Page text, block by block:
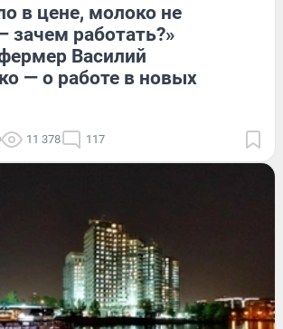
в цене, молоко не
зачем работать?»
Василий
— о работе в новых
11 378 117